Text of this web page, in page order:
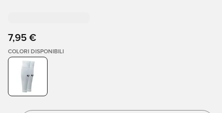
7,95 €
COLORI DISPONIBILI